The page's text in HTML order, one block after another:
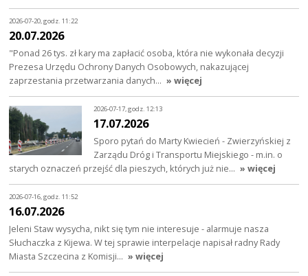
2026-07-20, godz. 11:22
20.07.2026
"Ponad 26 tys. zł kary ma zapłacić osoba, która nie wykonała decyzji
Prezesa Urzędu Ochrony Danych Osobowych, nakazującej
zaprzestania przetwarzania danych… » więcej
2026-07-17, godz. 12:13
17.07.2026
Sporo pytań do Marty Kwiecień - Zwierzyńskiej z
Zarządu Dróg i Transportu Miejskiego - m.in. o
starych oznaczeń przejść dla pieszych, których już nie… » więcej
2026-07-16, godz. 11:52
16.07.2026
Jeleni Staw wysycha, nikt się tym nie interesuje - alarmuje nasza
Słuchaczka z Kijewa. W tej sprawie interpelacje napisał radny Rady
Miasta Szczecina z Komisji… » więcej